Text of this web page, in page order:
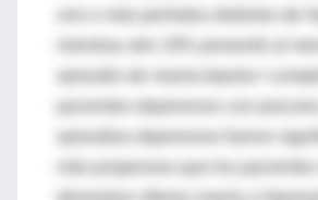
episodios depresivos fueron